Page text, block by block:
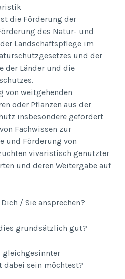
die Förderung der
des Natur- und
Landschaftspflege im
und der
der Länder und die
von weitgehenden
oder Pflanzen aus der
insbesondere gefördert
Fachwissen zur
und Förderung von
vivaristisch genutzter
und deren Weitergabe auf
/ Sie ansprechen?
grundsätzlich gut?
gleichgesinnter
dabei sein möchtest?